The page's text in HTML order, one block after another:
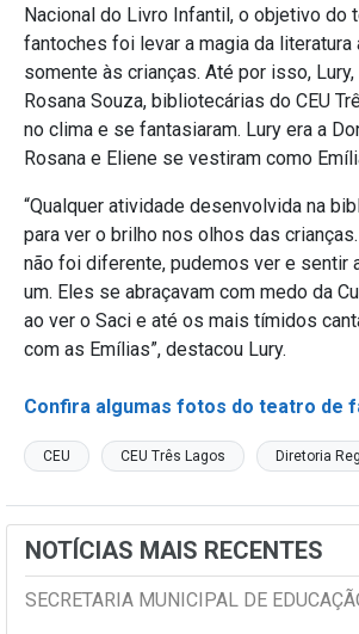
Nacional do Livro Infantil, o objetivo do
fantoches foi levar a magia da literatura
somente às crianças. Até por isso,
Rosana Souza, bibliotecárias do CEU
no clima e se fantasiaram. Lury era a
Rosana e Eliene se vestiram como
“Qualquer atividade desenvolvida na
para ver o brilho nos olhos das
não foi diferente, pudemos ver e sentir
um. Eles se abraçavam com medo da
ao ver o Saci e até os mais tímidos
com as Emílias”, destacou Lury.
Confira algumas fotos do teatro de
CEU CEU Três Lagos Diretoria
NOTÍCIAS MAIS RECENTES
SECRETARIA MUNICIPAL DE